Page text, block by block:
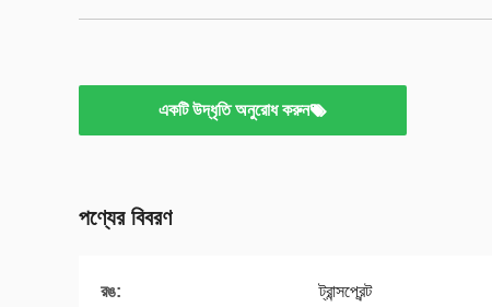
একটি উদ্ধৃতি অনুরোধ করুন
পণ্যের বিবরণ
রঙ: ট্রান্সপ্রেন্ট